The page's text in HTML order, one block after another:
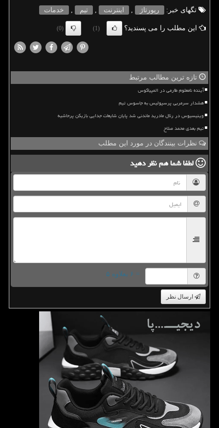
تگهای خبر:
رپورتاژ , اینترنت , تیم , خدمات
این مطلب را می پسندید؟ (1)
(0)
تازه ترین مطالب مرتبط
آینده نامعلوم طارمی در المپیاکوس
هشدار سرمربی پرسپولیس به جاسوس تیم
وینیسیوس در رئال مادرید ماندنی شد پایان شایعات جدایی بازیکن پرحاشیه
تیم بعدی محمد صلاح
نظرات بینندگان در مورد این مطلب
لطفا شما همنظر دهید
= ۶ بعلاوه ۵
ارسال نظر